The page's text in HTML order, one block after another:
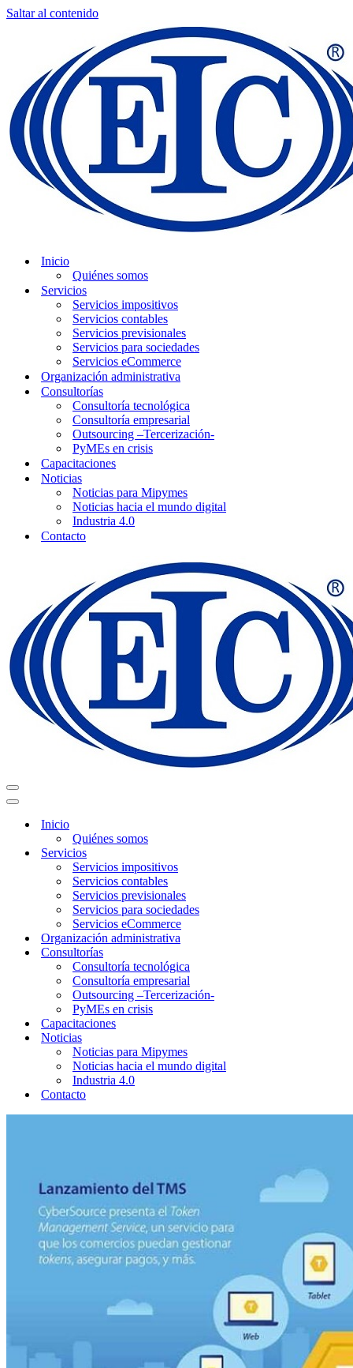
Saltar al contenido
Inicio
Quiénes somos
Servicios
Servicios impositivos
Servicios contables
Servicios previsionales
Servicios para sociedades
Servicios eCommerce
Organización administrativa
Consultorías
Consultoría tecnológica
Consultoría empresarial
Outsourcing –Tercerización-
PyMEs en crisis
Capacitaciones
Noticias
Noticias para Mipymes
Noticias hacia el mundo digital
Industria 4.0
Contacto
Menú
de
Menú
navegación
Inicio
Quiénes somos
Servicios
Servicios impositivos
Servicios contables
Servicios previsionales
Servicios para sociedades
Servicios eCommerce
Organización administrativa
Consultorías
Consultoría tecnológica
Consultoría empresarial
Outsourcing –Tercerización-
PyMEs en crisis
Capacitaciones
Noticias
Noticias para Mipymes
Noticias hacia el mundo digital
Industria 4.0
Contacto